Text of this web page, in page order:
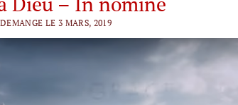
LE 3 MARS, 2019